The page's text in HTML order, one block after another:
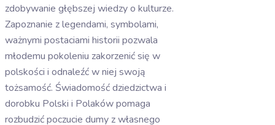
zdobywanie głębszej wiedzy o kulturze.
Zapoznanie z legendami, symbolami,
ważnymi postaciami historii pozwala
młodemu pokoleniu zakorzenić się w
polskości i odnaleźć w niej swoją
tożsamość. Świadomość dziedzictwa i
dorobku Polski i Polaków pomaga
rozbudzić poczucie dumy z własnego